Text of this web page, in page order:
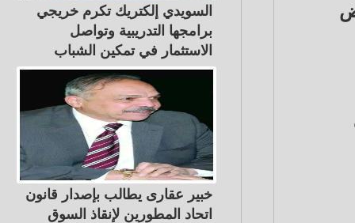
السويدي إلكتريك تكرم خريجي
برامجها التدريبية وتواصل
الاستثمار في تمكين الشباب
خبير عقارى يطالب بإصدار قانون
اتحاد المطورين لإنقاذ السوق